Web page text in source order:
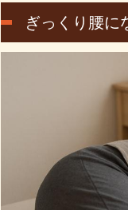
ぎっくり腰に